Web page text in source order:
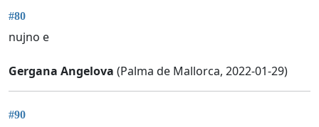
#80
nujno e
Gergana Angelova (Palma de Mallorca, 2022-01-29)
#90